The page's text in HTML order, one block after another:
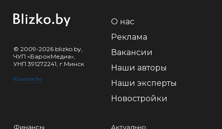
© 2009-2026 blizko.by,
ЧУП «БарокМедиа»,
УНП 391272241, г.Минск
Контакты
О нас
Реклама
Вакансии
Наши авторы
Наши эксперты
Новостройки
Финансы
Актуально